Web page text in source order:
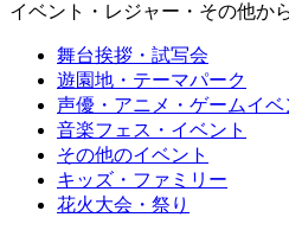
イベント・レジャー・その他か
舞台挨拶・試写会
遊園地・テーマパーク
声優・アニメ・ゲームイベ
音楽フェス・イベント
その他のイベント
キッズ・ファミリー
花火大会・祭り